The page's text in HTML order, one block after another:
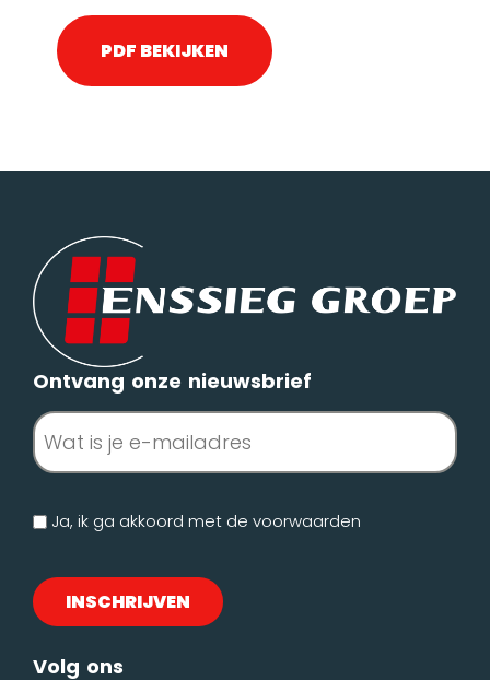
Ontvang onze nieuwsbrief
E-
mailadres
(Vereist)
Geen
Ja, ik ga akkoord met de voorwaarden
Volg ons